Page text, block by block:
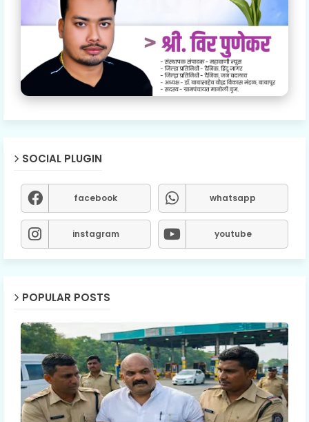
SOCIAL PLUGIN
facebook whatsapp
instagram youtube
POPULAR POSTS